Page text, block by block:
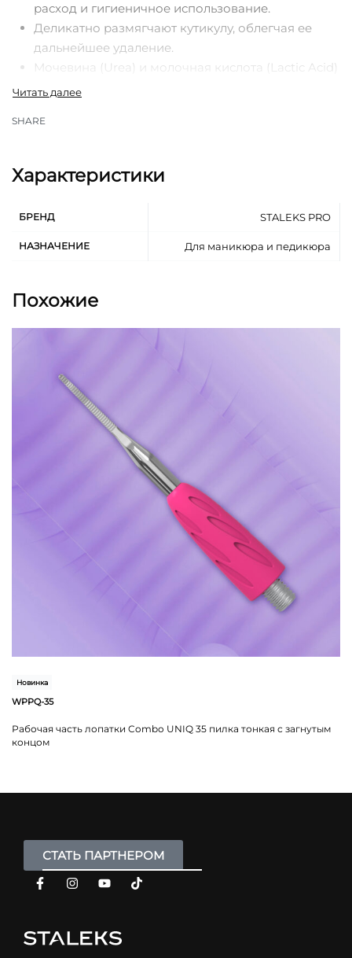
расход и гигиеничное использование.
Деликатно размягчают кутикулу, облегчая ее
дальнейшее удаление.
Мочевина (Urea) и молочная кислота (Lactic Acid)
увлажняют и способствуют обновлению клеток
Глубоко увлажняют и питают кожу.
Экстракты хвоща (Equisetum Arvense) и
ногтевую пластину и смягчают кожу.
Гидролизованный экстракт зародышей
SHARE
Характеристики
БРЕНД STALEKS PRO
НАЗНАЧЕНИЕ Для маникюра и педикюра
Похожие
Новинка
WPPQ-35
Рабочая часть лопатки Combo UNIQ 35 пилка тонкая с загнутым
концом
СТАТЬ ПАРТНЕРОМ